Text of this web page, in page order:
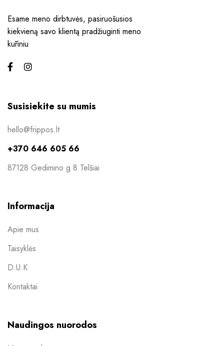
Esame meno dirbtuvės, pasiruošusios
kiekvieną savo klientą pradžiuginti meno
kūriniu
Susisiekite su mumis
hello@frippos.lt
+370 646 605 66
87128 Gedimino g 8 Telšiai
Informacija
Apie mus
Taisyklės
D.U.K
Kontaktai
Naudingos nuorodos